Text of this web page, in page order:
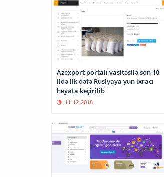
Azexport portalı vasitəsilə son 10
ildə ilk dəfə Rusiyaya yun ixracı
həyata keçirilib
11-12-2018